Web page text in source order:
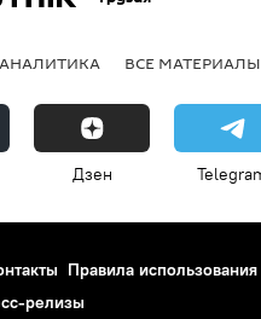
АНАЛИТИКА ВСЕ МАТЕРИАЛЫ
Дзен
Правила использования
релизы